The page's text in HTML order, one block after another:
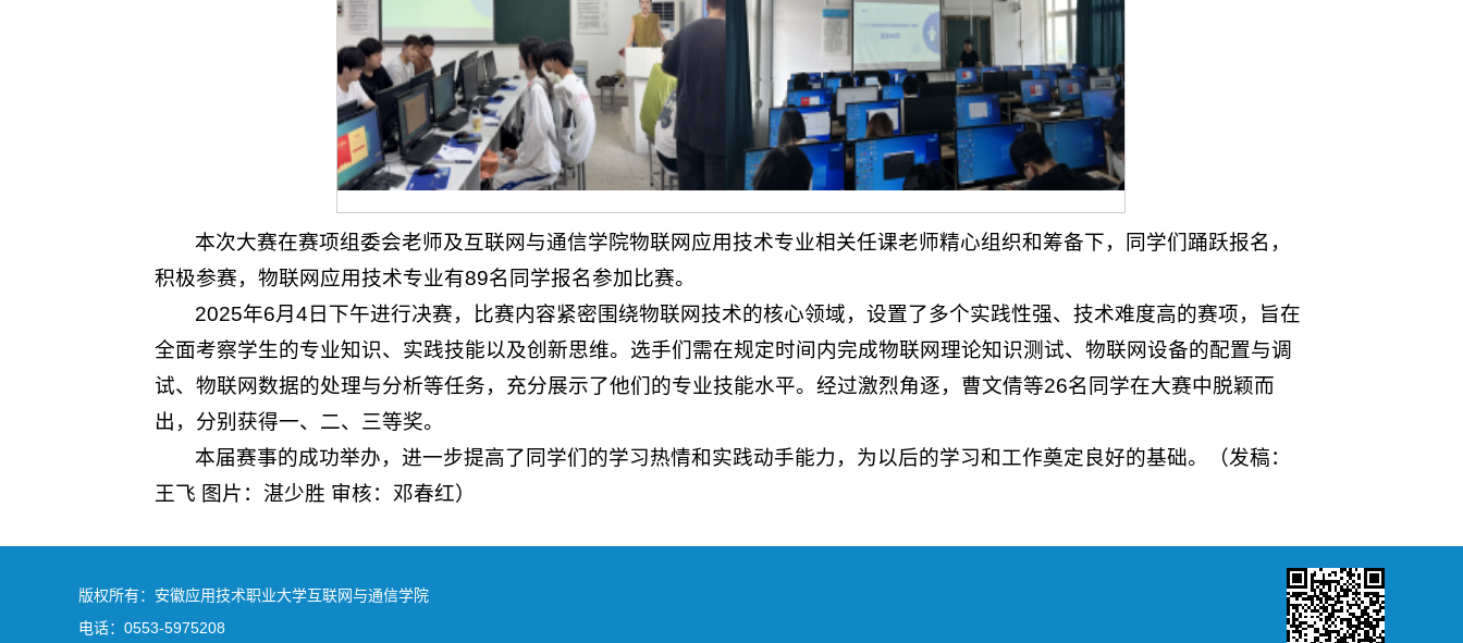
本次大赛在赛项组委会老师及互联网与通信学院物联网应用技术专业相关任课老师精心组织和筹备下，同学们踊跃报名，
积极参赛，物联网应用技术专业有89名同学报名参加比赛。
2025年6月4日下午进行决赛，比赛内容紧密围绕物联网技术的核心领域，设置了多个实践性强、技术难度高的赛项，旨在
全面考察学生的专业知识、实践技能以及创新思维。选手们需在规定时间内完成物联网理论知识测试、物联网设备的配置与调
试、物联网数据的处理与分析等任务，充分展示了他们的专业技能水平。经过激烈角逐，曹文倩等26名同学在大赛中脱颖而
出，分别获得一、二、三等奖。
本届赛事的成功举办，进一步提高了同学们的学习热情和实践动手能力，为以后的学习和工作奠定良好的基础。（发稿：
王飞 图片：湛少胜 审核：邓春红）
版权所有：安徽应用技术职业大学互联网与通信学院
电话：0553-5975208